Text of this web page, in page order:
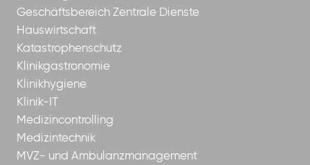
Geschäftsbereich Zentrale Dienste
Hauswirtschaft
Katastrophenschutz
Klinikgastronomie
Klinikhygiene
Klinik-IT
Medizincontrolling
Medizintechnik
MVZ- und Ambulanzmanagement